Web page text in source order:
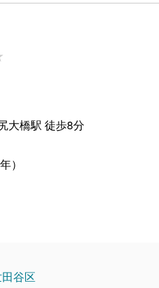
大橋駅 徒歩8分
）
谷区